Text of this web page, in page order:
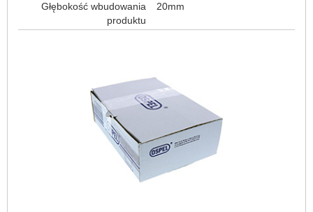
Głębokość wbudowania
produktu
20mm